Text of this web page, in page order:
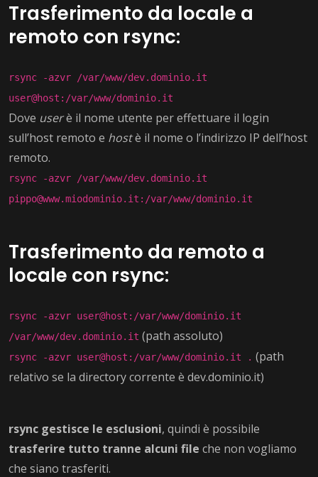
Trasferimento da locale a
remoto con rsync:
rsync -azvr /var/www/dev.dominio.it
user@host:/var/www/dominio.it
Dove userè il nome utente per effettuare il login
sull’host remoto e hostè il nome o l’indirizzo IP dell’host
remoto.
rsync -azvr /var/www/dev.dominio.it
pippo@www.miodominio.it:/var/www/dominio.it
Trasferimento da remoto a
locale con rsync:
rsync -azvr user@host:/var/www/dominio.it
/var/www/dev.dominio.it (path assoluto)
rsync -azvr user@host:/var/www/dominio.it . (path
relativo se la directory corrente è dev.dominio.it)
rsync gestisce le esclusioni, quindi è possibile
trasferire tutto tranne alcuni file che non vogliamo
che siano trasferiti.